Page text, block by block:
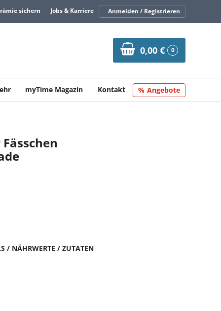
sichern Jobs & Karriere Anmelden / Registrieren
0,00 € 0
myTime Magazin Kontakt Angebote
/ NÄHRWERTE / ZUTATEN